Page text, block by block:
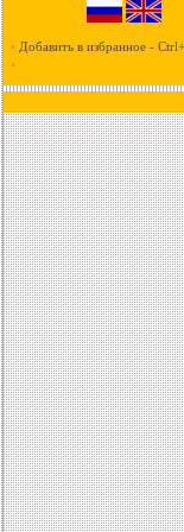
• Добавить в избранное -
•